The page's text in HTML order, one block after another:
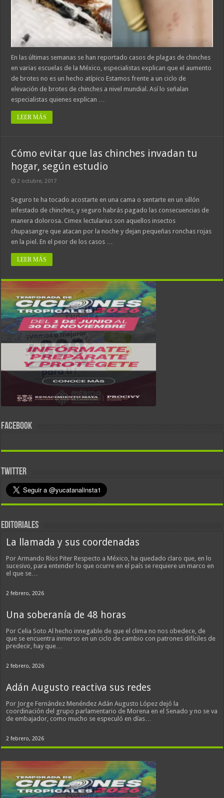
En las últimas semanas se han reportado casos de plagas de chinches
en varias escuelas de la México, especialistas explican que el aumento
de brotes no es un hecho atípico Estamos frente a un ciclo de
elevación de brotes de chinches a nivel mundial. Así lo señalan
especialistas quienes explican …
LEER MÁS
Cómo evitar que las chinches invadan tu
hogar, según estudio
2 octubre, 2017
Seguro te ha tocado acostarte en una cama o sentarte en un sillón
infestado de chinches, y seguro habrás pagado las consecuencias de
manera dolorosa. Cimex lectularius son aquellos insectos
chupasangre que atacan por la noche y dejan pequeñas ronchas rojas
en la piel. En el peor de los casos …
LEER MÁS
FACEBOOK
TWITTER
EDITORIALES
La llamada y sus coordenadas
Por Armando Ríos Piter Respecto a México, ha quedado claro que, en lo
sucesivo, para entender lo que ocurre en el país se requiere un marco en
el que se…
2 febrero, 2026
Una soberanía de 48 horas
Por Celia Soto Al hecho innegable de que el clima no nos obedece, de
que se encuentra inmerso en un ciclo de cambio con patrones difíciles de
predecir, hay que…
2 febrero, 2026
Adán Augusto reactiva sus redes
Por Jorge Fernández Menéndez Adán Augusto López dejó la
coordinación del grupo parlamentario de Morena en el Senado y no se va
de embajador, como mucho se especuló en días…
2 febrero, 2026